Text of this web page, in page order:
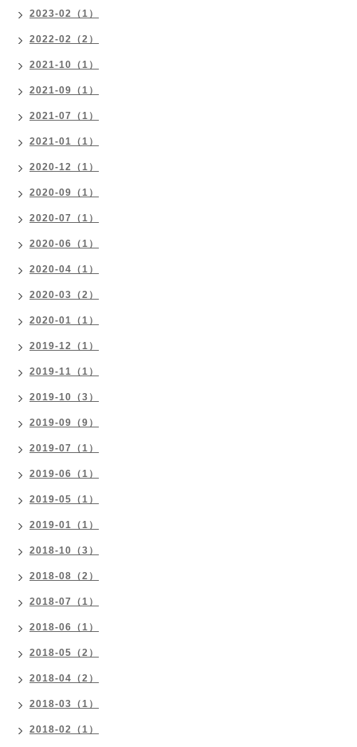
2023-02（1）
2022-02（2）
2021-10（1）
2021-09（1）
2021-07（1）
2021-01（1）
2020-12（1）
2020-09（1）
2020-07（1）
2020-06（1）
2020-04（1）
2020-03（2）
2020-01（1）
2019-12（1）
2019-11（1）
2019-10（3）
2019-09（9）
2019-07（1）
2019-06（1）
2019-05（1）
2019-01（1）
2018-10（3）
2018-08（2）
2018-07（1）
2018-06（1）
2018-05（2）
2018-04（2）
2018-03（1）
2018-02（1）